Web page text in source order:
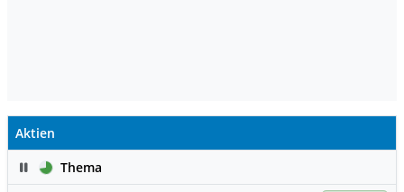
Aktien
PauseThema